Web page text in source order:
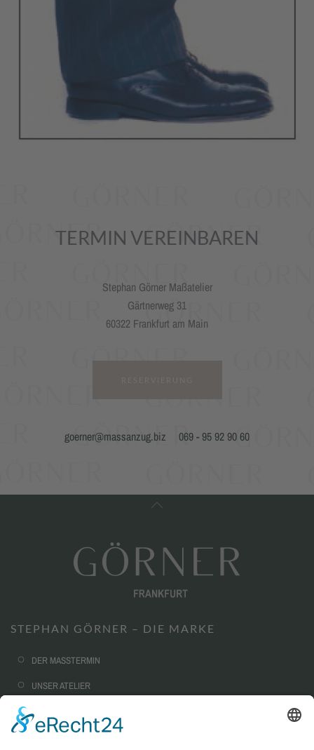
TERMIN VEREINBAREN
Stephan Görner Maßatelier
Gärtnerweg 31
60322 Frankfurt am Main
goerner@massanzug.biz 069 - 95 92 90 60
STEPHAN GÖRNER – DIE MARKE
DER MASSTERMIN
UNSER ATELIER
NACHHALTIGKEIT
CORPORATE FASHION